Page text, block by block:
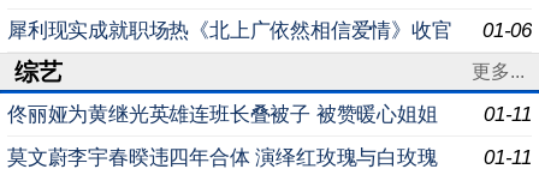
01-06
犀利现实成就职场热《北上广依然相信爱情》收官
综艺 更多...
01-11
佟丽娅为黄继光英雄连班长叠被子 被赞暖心姐姐
01-11
莫文蔚李宇春暌违四年合体 演绎红玫瑰与白玫瑰